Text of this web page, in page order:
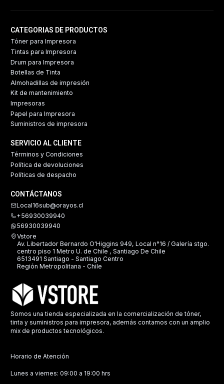
CATEGORIAS DE PRODUCTOS
Tóner para Impresora
Tintas para Impresora
Drum para Impresora
Botellas de Tinta
Almohadillas de impresión
Kit de mantenimiento
Impresoras
Papel para Impresora
Suministros de impresora
SERVICIO AL CLIENTE
Términos y Condiciones
Política de devoluciones
Políticas de despacho
CONTÁCTANOS
Local16sub@orayos.cl
+56930039940
56930039940
Vstore
Av. Libertador Bernardo O'Higgins 949, Local n°16 / Galería stgo.
centro piso 1 Metro U. de Chile , Santiago De Chile
6513491 Santiago - Santiago Centro
Región Metropolitana - Chile
Somos una tienda especializada en la comercialización de tóner,
tinta y suministros para impresora, además contamos con un amplio
mix de productos tecnológicos.
Horario de Atención
Lunes a viernes: 09:00 a 19:00 hrs